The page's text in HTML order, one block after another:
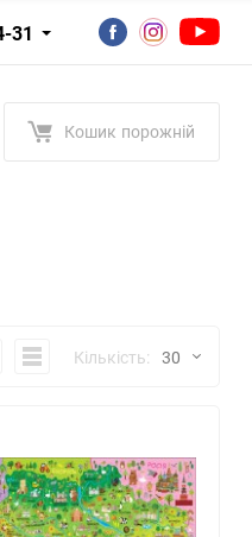
31
Кошик порожній
Список Кількість: 30
60
90